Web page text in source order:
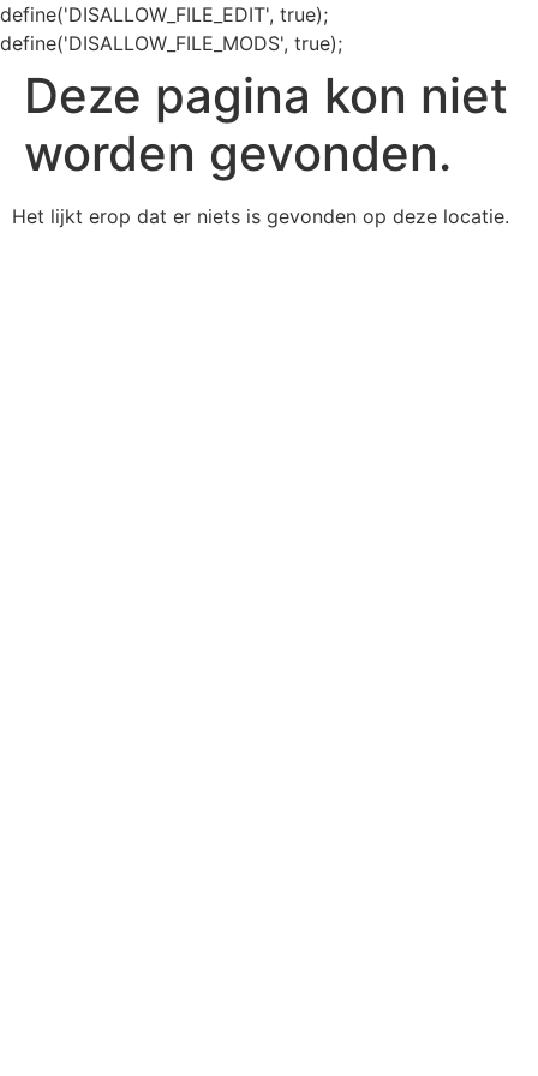
define('DISALLOW_FILE_EDIT', true);
define('DISALLOW_FILE_MODS', true);
Deze pagina kon niet
worden gevonden.
Het lijkt erop dat er niets is gevonden op deze locatie.